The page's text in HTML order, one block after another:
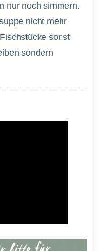
nur noch simmern.
nicht mehr
sonst
sondern